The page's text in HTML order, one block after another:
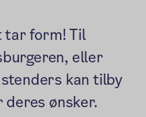
tar form! Til
eller
kan tilby
ønsker.